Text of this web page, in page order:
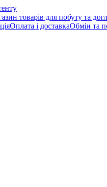
Оплата і доставкаОбмін та